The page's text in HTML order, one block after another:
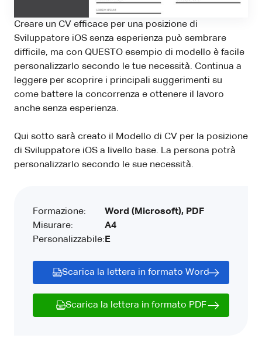
Creare un CV efficace per una posizione di
Sviluppatore iOS senza esperienza può sembrare
difficile, ma con QUESTO esempio di modello è facile
personalizzarlo secondo le tue necessità. Continua a
leggere per scoprire i principali suggerimenti su
come battere la concorrenza e ottenere il lavoro
anche senza esperienza.
Qui sotto sarà creato il Modello di CV per la posizione
di Sviluppatore iOS a livello base. La persona potrà
personalizzarlo secondo le sue necessità.
Formazione:
Misurare:
Personalizzabile:
Word (Microsoft), PDF
A4
E
Scarica la lettera in formato Word
Scarica la lettera in formato PDF